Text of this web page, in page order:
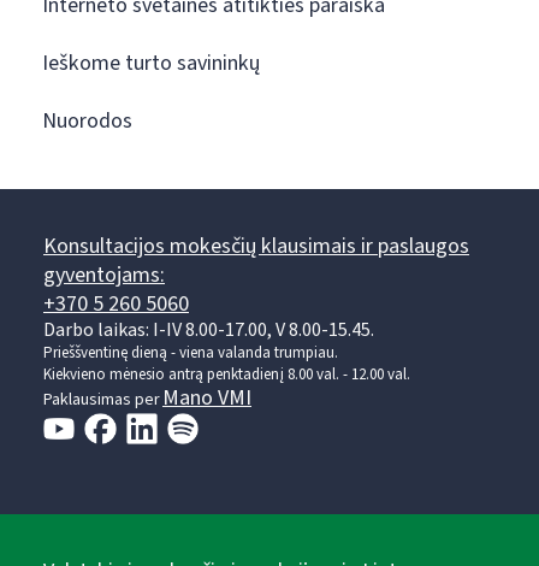
Ieškome turto savininkų
Nuorodos
Konsultacijos mokesčių klausimais ir paslaugos
gyventojams:
+370 5 260 5060
Darbo laikas: I-IV 8.00-17.00, V 8.00-15.45.
Prieššventinę dieną - viena valanda trumpiau.
Kiekvieno mėnesio antrą penktadienį 8.00 val. - 12.00 val.
Paklausimas perMano VMI